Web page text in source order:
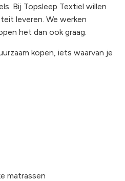
Bij Topsleep Textiel willen
leveren. We werken
het dan ook graag.
kopen, iets waarvan je
matrassen